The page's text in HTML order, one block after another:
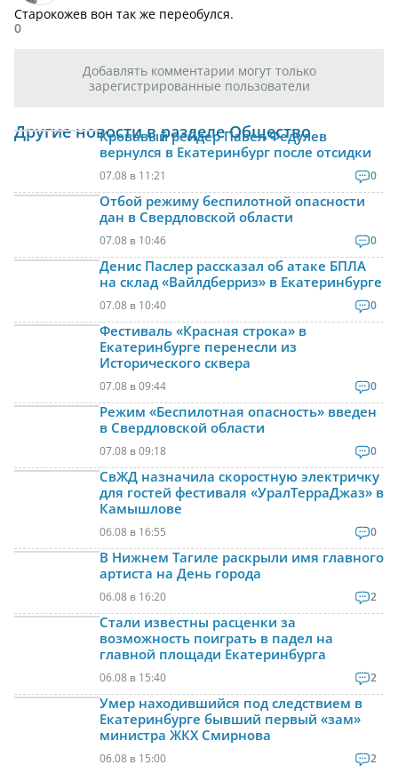
Старокожев вон так же переобулся.
0
Добавлять комментарии могут только
зарегистрированные пользователи
Другие новости в разделе Общество
Кровавый рейдер Павел Федулев
вернулся в Екатеринбург после отсидки
07.08 в 11:21 0
Отбой режиму беспилотной опасности
дан в Свердловской области
07.08 в 10:46 0
Денис Паслер рассказал об атаке БПЛА
на склад «Вайлдберриз» в Екатеринбурге
07.08 в 10:40 0
Фестиваль «Красная строка» в
Екатеринбурге перенесли из
Исторического сквера
07.08 в 09:44 0
Режим «Беспилотная опасность» введен
в Свердловской области
07.08 в 09:18 0
СвЖД назначила скоростную электричку
для гостей фестиваля «УралТерраДжаз» в
Камышлове
06.08 в 16:55 0
В Нижнем Тагиле раскрыли имя главного
артиста на День города
06.08 в 16:20 2
Стали известны расценки за
возможность поиграть в падел на
главной площади Екатеринбурга
06.08 в 15:40 2
Умер находившийся под следствием в
Екатеринбурге бывший первый «зам»
министра ЖКХ Смирнова
06.08 в 15:00 2